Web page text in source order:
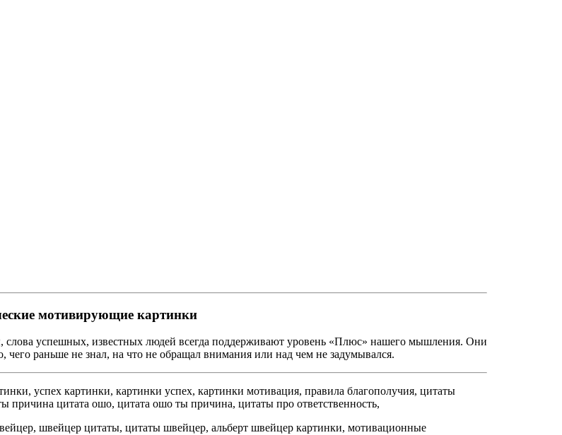
мотивирующие картинки
успешных, известных людей всегда поддерживают уровень «Плюс» нашего мышления. Они
чего раньше не знал, на что не обращал внимания или над чем не задумывался.